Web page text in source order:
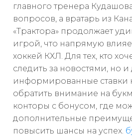
главного тренера
вопросов, а вратарь из
«Трактора» продолжает
игрой, что напрямую
хоккей КХЛ. Для тех, кто
следить за новостями, но и
информированные ставки
обратить внимание на
конторы с бонусом, где
дополнительные
повысить шансы на успех.